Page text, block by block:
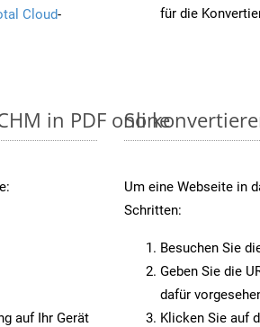
Cloud-
für die
in PDF online
auf Ihr Gerät
So
Um eine Webseite in
Schritten:
Besuchen Sie
Geben Sie die
dafür
Klicken Sie auf